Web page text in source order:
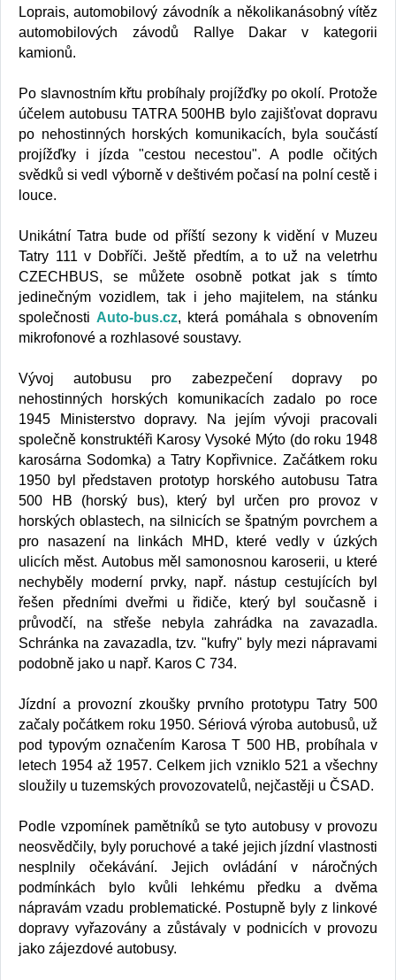
Loprais, automobilový závodník a několikanásobný vítěz
automobilových závodů Rallye Dakar v kategorii
kamionů.
Po slavnostním křtu probíhaly projížďky po okolí. Protože
účelem autobusu TATRA 500HB bylo zajišťovat dopravu
po nehostinných horských komunikacích, byla součástí
projížďky i jízda "cestou necestou". A podle očitých
svědků si vedl výborně v deštivém počasí na polní cestě i
louce.
Unikátní Tatra bude od příští sezony k vidění v Muzeu
Tatry 111 v Dobříči. Ještě předtím, a to už na veletrhu
CZECHBUS, se můžete osobně potkat jak s tímto
jedinečným vozidlem, tak i jeho majitelem, na stánku
společnosti Auto-bus.cz, která pomáhala s obnovením
mikrofonové a rozhlasové soustavy.
Vývoj autobusu pro zabezpečení dopravy po
nehostinných horských komunikacích zadalo po roce
1945 Ministerstvo dopravy. Na jejím vývoji pracovali
společně konstruktéři Karosy Vysoké Mýto (do roku 1948
karosárna Sodomka) a Tatry Kopřivnice. Začátkem roku
1950 byl představen prototyp horského autobusu Tatra
500 HB (horský bus), který byl určen pro provoz v
horských oblastech, na silnicích se špatným povrchem a
pro nasazení na linkách MHD, které vedly v úzkých
ulicích měst. Autobus měl samonosnou karoserii, u které
nechyběly moderní prvky, např. nástup cestujících byl
řešen předními dveřmi u řidiče, který byl současně i
průvodčí, na střeše nebyla zahrádka na zavazadla.
Schránka na zavazadla, tzv. "kufry" byly mezi nápravami
podobně jako u např. Karos C 734.
Jízdní a provozní zkoušky prvního prototypu Tatry 500
začaly počátkem roku 1950. Sériová výroba autobusů, už
pod typovým označením Karosa T 500 HB, probíhala v
letech 1954 až 1957. Celkem jich vzniklo 521 a všechny
sloužily u tuzemských provozovatelů, nejčastěji u ČSAD.
Podle vzpomínek pamětníků se tyto autobusy v provozu
neosvědčily, byly poruchové a také jejich jízdní vlastnosti
nesplnily očekávání. Jejich ovládání v náročných
podmínkách bylo kvůli lehkému předku a dvěma
nápravám vzadu problematické. Postupně byly z linkové
dopravy vyřazovány a zůstávaly v podnicích v provozu
jako zájezdové autobusy.